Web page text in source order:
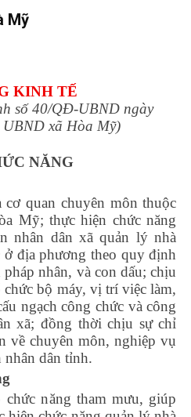
Mỹ
KINH TẾ
số 40/QĐ-UBND ngày
xã Hòa Mỹ)
NĂNG
quan chuyên môn thuộc
Mỹ; thực hiện chức năng
nhân dân xã quản lý nhà
địa phương theo quy định
nhân, và con dấu; chịu
bộ máy, vị trí việc làm,
ngạch công chức và công
xã; đồng thời chịu sự chỉ
về chuyên môn, nghiệp vụ
nhân dân tỉnh.
năngtham mưu, giúp